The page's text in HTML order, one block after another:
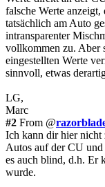
falsche Werte
tatsächlich am Auto
intransparenter
vollkommen zu. Aber
eingestellten Werte
sinnvoll, etwas
LG,
Marc
#2 From @
Ich kann dir hier nicht
Autos auf der CU und
es auch blind, d.h. Er
wurde.